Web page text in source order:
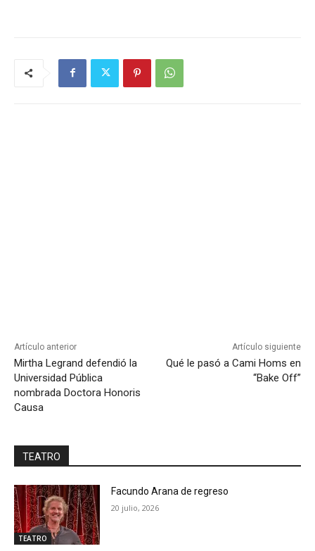
Artículo anterior
Mirtha Legrand defendió la
Universidad Pública
nombrada Doctora Honoris
Causa
Artículo siguiente
Qué le pasó a Cami Homs en
“Bake Off”
TEATRO
TEATRO
Facundo Arana de regreso
20 julio, 2026